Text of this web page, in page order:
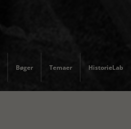
Bøger Temaer HistorieLab